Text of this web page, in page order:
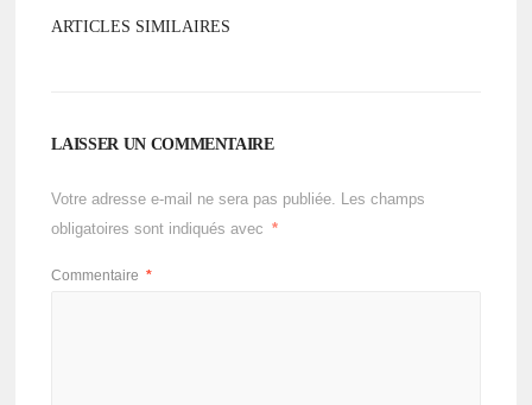
ARTICLES SIMILAIRES
LAISSER UN COMMENTAIRE
Votre adresse e-mail ne sera pas publiée. Les champs
obligatoires sont indiqués avec
*
Commentaire *